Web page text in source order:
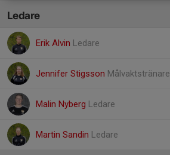
Ledare
Erik Alvin Ledare
Jennifer Stigsson Målvaktstränare
Malin Nyberg Ledare
Martin Sandin Ledare